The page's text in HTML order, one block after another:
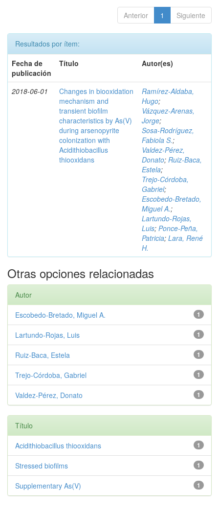
Anterior 1 Siguiente
Resultados por ítem:
Fecha de
publicación
Título Autor(es)
2018-06-01
Changes in biooxidation
mechanism and
transient biofilm
characteristics by As(V)
during arsenopyrite
colonization with
Acidithiobacillus
thiooxidans
Ramírez‑Aldaba,
Hugo;
Vázquez‑Arenas,
Jorge;
Sosa‑Rodríguez,
Fabiola S.;
Valdez‑Pérez,
Donato; Ruiz‑Baca,
Estela;
Trejo‑Córdoba,
Gabriel;
Escobedo‑Bretado,
Miguel A.;
Lartundo‑Rojas,
Luis; Ponce‑Peña,
Patricia; Lara, René
H.
Otras opciones relacionadas
Autor
1
Escobedo‑Bretado, Miguel A.
1
Lartundo‑Rojas, Luis
1
Ruiz‑Baca, Estela
1
Trejo‑Córdoba, Gabriel
1
Valdez‑Pérez, Donato
Título
1
Acidithiobacillus thiooxidans
1
Stressed biofilms
1
Supplementary As(V)